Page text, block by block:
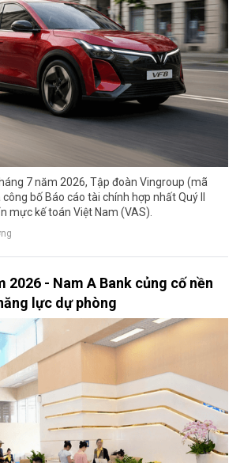
7 năm 2026, Tập đoàn Vingroup (mã
bố Báo cáo tài chính hợp nhất Quý II
mực kế toán Việt Nam (VAS).
2026 - Nam A Bank củng cố nền
lực dự phòng